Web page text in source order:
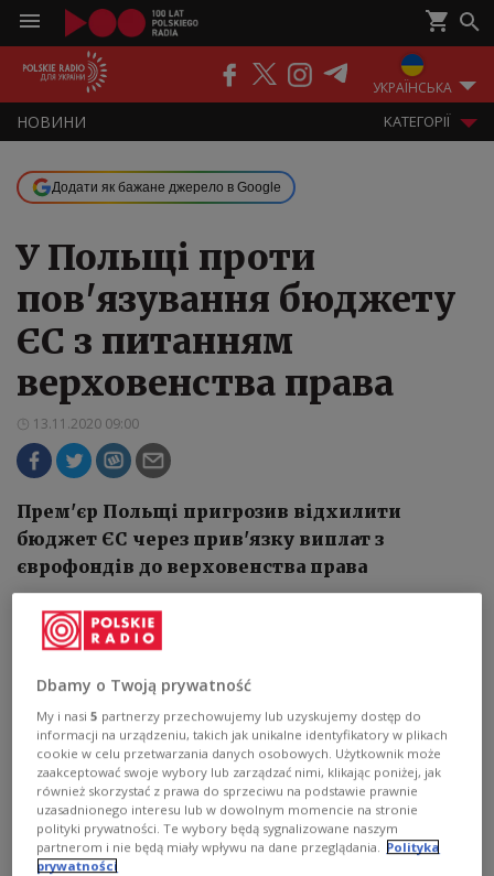
УКРАЇНСЬКА
НOВИНИ KАТЕГОРІЇ
ПОДКАСТИ ЕФІР
Додати як бажане джерело в Google
У Польщі проти
пов'язування бюджету
ЄС з питанням
верховенства права
13.11.2020 09:00
Прем'єр Польщі пригрозив відхилити
бюджет ЄС через прив'язку виплат з
єврофондів до верховенства права
Dbamy o Twoją prywatność
My i nasi5 partnerzy przechowujemy lub uzyskujemy dostęp do
informacji na urządzeniu, takich jak unikalne identyfikatory w plikach
cookie w celu przetwarzania danych osobowych. Użytkownik może
zaakceptować swoje wybory lub zarządzać nimi, klikając poniżej, jak
również skorzystać z prawa do sprzeciwu na podstawie prawnie
uzasadnionego interesu lub w dowolnym momencie na stronie
polityki prywatności. Te wybory będą sygnalizowane naszym
partnerom i nie będą miały wpływu na dane przeglądania. Polityka
prywatności